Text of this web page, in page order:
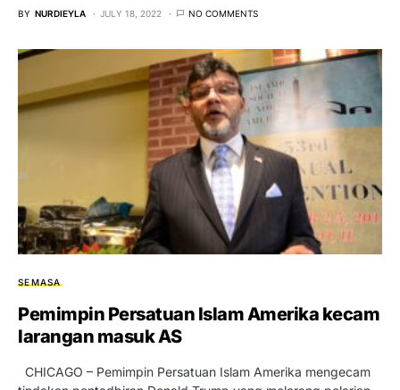
BY NURDIEYLA JULY 18, 2022 NO COMMENTS
SEMASA
Pemimpin Persatuan Islam Amerika kecam
larangan masuk AS
CHICAGO – Pemimpin Persatuan Islam Amerika mengecam